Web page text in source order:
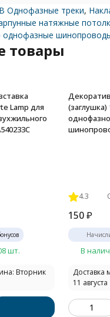
Однофазные треки,
натяжные
однофазные
товары
Lamp для
шт.
Вторник
4.3
150 ₽
В
Доставка
11 августа